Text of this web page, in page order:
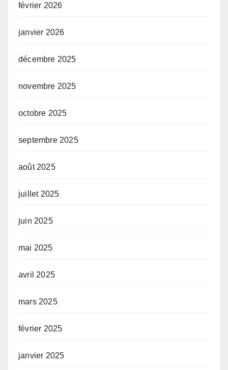
février 2026
janvier 2026
décembre 2025
novembre 2025
octobre 2025
septembre 2025
août 2025
juillet 2025
juin 2025
mai 2025
avril 2025
mars 2025
février 2025
janvier 2025